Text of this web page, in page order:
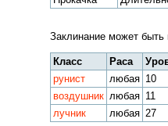
Заклинание может
Класс Раса
рунист
любая 10
воздушник любая 11
лучник
любая 27